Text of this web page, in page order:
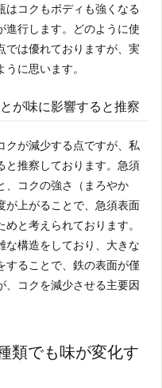
はコクもボディも強くなる
進行します。どのように使
では優れておりますが、実
に思います。
が味に影響すると推察
クが減少する点ですが、私
と推察しております。急須
、コクの強さ（まろやか
が上がることで、急須表面
と考えられております。
な構造をしており、大きな
することで、鉄の表面が僅
、コクを減少させる主要因
類でも味が変化す